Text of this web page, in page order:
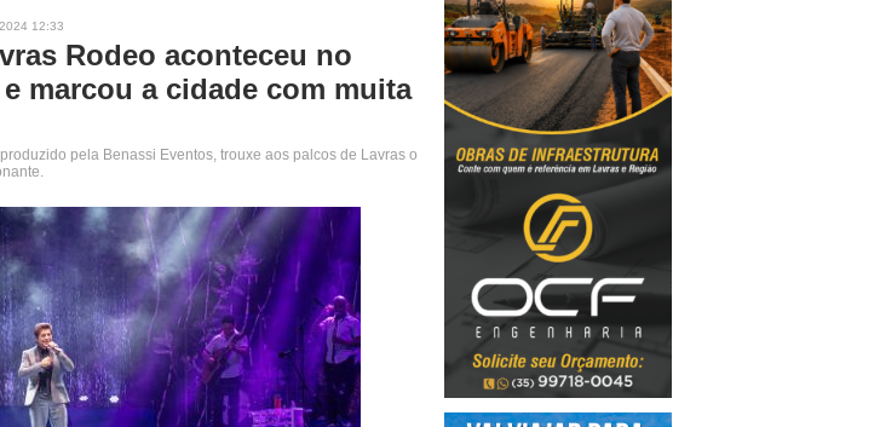
12:33
Rodeo aconteceu no
marcou a cidade com muita
pela Benassi Eventos, trouxe aos palcos de Lavras o